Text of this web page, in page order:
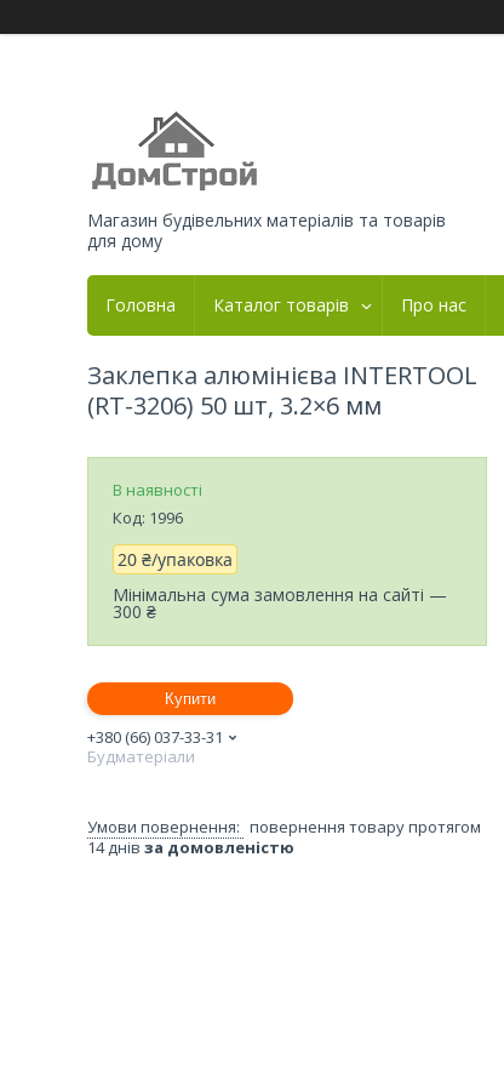
Магазин будівельних матеріалів та товарів
для дому
Головна Каталог товарів Про нас
Заклепка алюмінієва INTERTOOL
(RT-3206) 50 шт, 3.2×6 мм
В наявності
Код: 1996
20 ₴/упаковка
Мінімальна сума замовлення на сайті —
300 ₴
Купити
+380 (66) 037-33-31
Будматеріали
повернення товару протягом
14 днів за домовленістю